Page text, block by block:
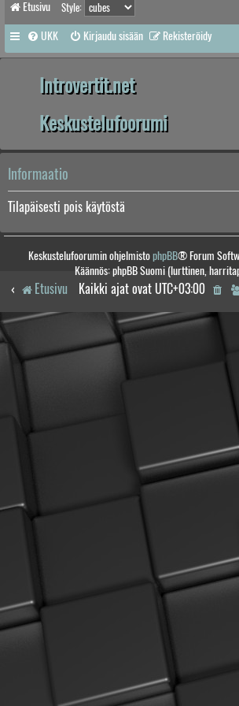
Etusivu Style:
UKK Kirjaudu sisään Rekisteröidy
Introvertit.net
Keskustelufoorumi
Informaatio
Tilapäisesti pois käytöstä
Keskustelufoorumin ohjelmistophpBB® Forum
Käännös: phpBB Suomi (lurttinen,
Etusivu Kaikki ajat ovat UTC+03:00